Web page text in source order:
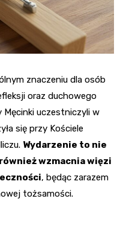
znaczeniu dla osób
oraz duchowego
Męcinki uczestniczyli w
się przy Kościele
Wydarzenie to nie
wzmacnia więzi
, będąc zarazem
tożsamości.